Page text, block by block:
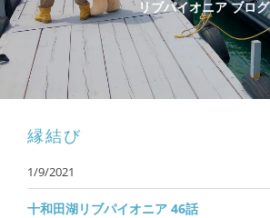
リブパイオニア ブログ
縁結び
1/9/2021
十和田湖リブパイオニア 46話